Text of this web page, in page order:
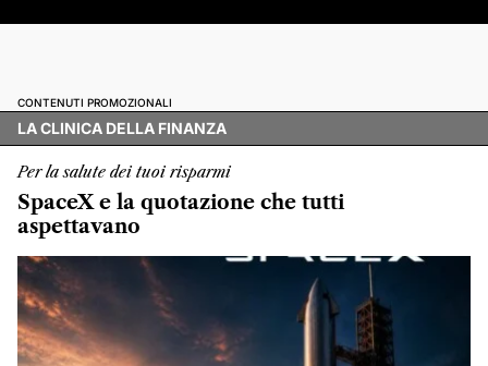
CONTENUTI PROMOZIONALI
LA CLINICA DELLA FINANZA
Per la salute dei tuoi risparmi
SpaceX e la quotazione che tutti
aspettavano